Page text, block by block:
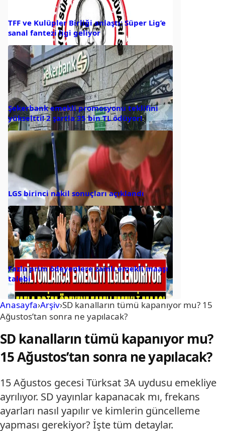
TFF ve Kulüpler Birliği anlaştı: Süper Lig’e
sanal fantezi ligi geliyor
Şekerbank emekli promosyonu teklifini
yükseltti! 2 şartla 35 bin TL ödüyor!
LGS birinci nakil sonuçları açıklandı
Fazla prim ödeyenlere zamlı emekli maaşı
talebi
Anasayfa›Arşiv›SD kanalların tümü kapanıyor mu? 15
Ağustos’tan sonra ne yapılacak?
SD kanalların tümü kapanıyor mu?
15 Ağustos’tan sonra ne yapılacak?
15 Ağustos gecesi Türksat 3A uydusu emekliye
ayrılıyor. SD yayınlar kapanacak mı, frekans
ayarları nasıl yapılır ve kimlerin güncelleme
yapması gerekiyor? İşte tüm detaylar.